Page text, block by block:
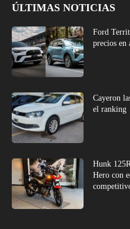
ÚLTIMAS NOTICIAS
Ford
precios en
Cayeron
el ranking
Hunk
Hero con